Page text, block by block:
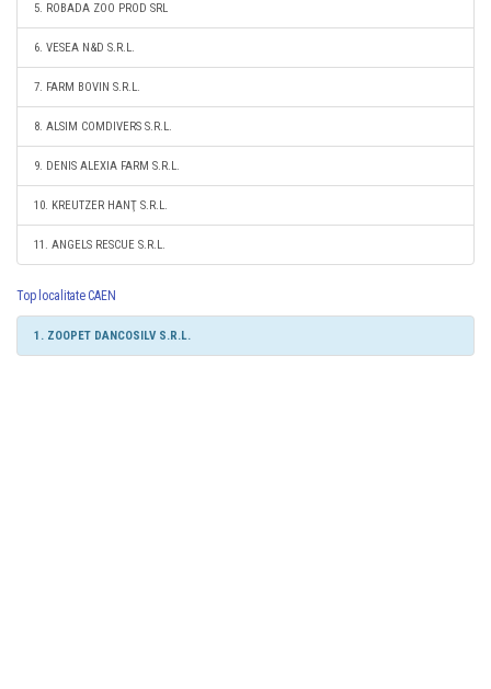
5. ROBADA ZOO PROD SRL
6. VESEA N&D S.R.L.
7. FARM BOVIN S.R.L.
8. ALSIM COMDIVERS S.R.L.
9. DENIS ALEXIA FARM S.R.L.
10. KREUTZER HANŢ S.R.L.
11. ANGELS RESCUE S.R.L.
Top localitate CAEN
1. ZOOPET DANCOSILV S.R.L.